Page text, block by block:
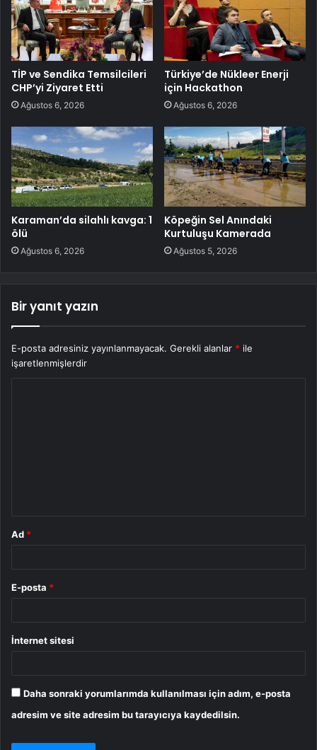
TİP ve Sendika Temsilcileri
CHP’yi Ziyaret Etti
Ağustos 6, 2026
Türkiye’de Nükleer Enerji
için Hackathon
Ağustos 6, 2026
Karaman’da silahlı kavga: 1
ölü
Ağustos 6, 2026
Köpeğin Sel Anındaki
Kurtuluşu Kamerada
Ağustos 5, 2026
Bir yanıt yazın
E-posta adresiniz yayınlanmayacak. Gerekli alanlar * ile
işaretlenmişlerdir
Ad *
E-posta *
İnternet sitesi
Daha sonraki yorumlarımda kullanılması için adım, e-posta
adresim ve site adresim bu tarayıcıya kaydedilsin.